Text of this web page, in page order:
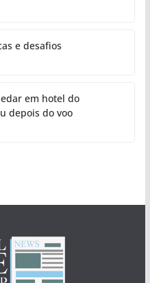
e desafios
em hotel do
depois do voo